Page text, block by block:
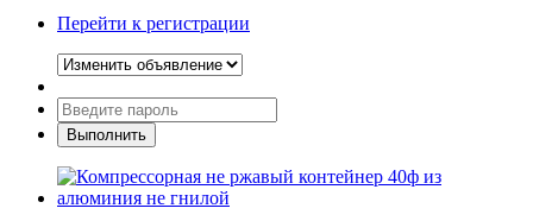
Перейти к регистрации